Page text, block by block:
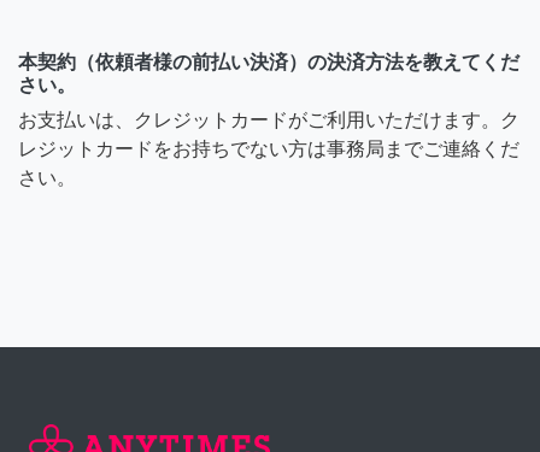
本契約（依頼者様の前払い決済）の決済方法を教えてくだ
さい。
お支払いは、クレジットカードがご利用いただけます。ク
レジットカードをお持ちでない方は事務局までご連絡くだ
さい。